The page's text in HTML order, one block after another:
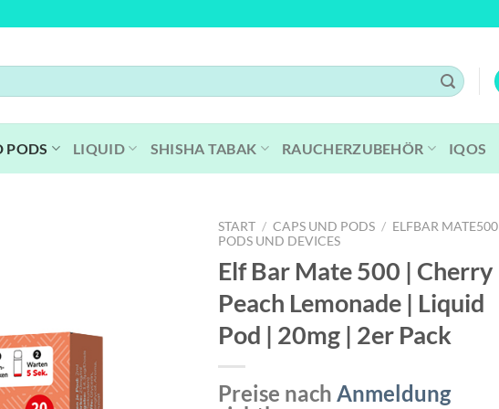
PODS LIQUID SHISHA TABAK RAUCHERZUBEHÖR IQOS
START / CAPS UND PODS / ELFBAR MATE500
PODS UND DEVICES
Elf Bar Mate 500 | Cherry
Peach Lemonade | Liquid
Pod | 20mg | 2er Pack
Preise nach Anmeldung